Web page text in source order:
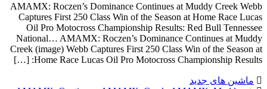
AMAMX: Roczen’s Dominance Continues at Muddy Creek Webb
Captures First 250 Class Win of the Season at Home Race Lucas
Oil Pro Motocross Championship Results: Red Bull Tennessee
National… AMAMX: Roczen’s Dominance Continues at Muddy
Creek (image) Webb Captures First 250 Class Win of the Season at
Home Race Lucas Oil Pro Motocross Championship Results: […]
ماشین های جدید